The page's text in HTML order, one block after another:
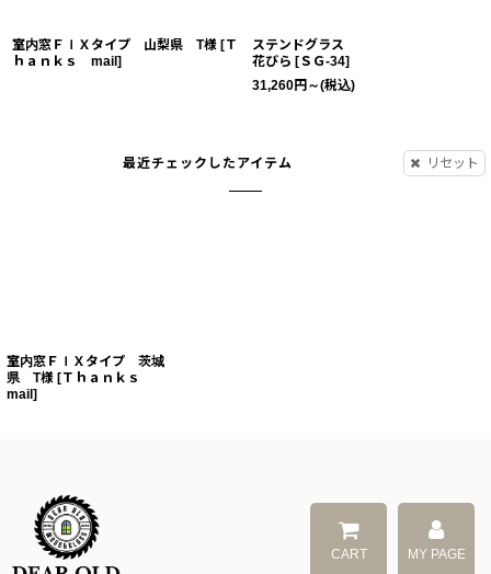
室内窓ＦＩＸタイプ 山梨県 T様 [Ｔ
ｈａｎｋｓ mail]
ステンドグラス
花びら [ＳＧ-34]
31,260円 ～(税込)
最近チェックしたアイテム リセット
室内窓ＦＩＸタイプ 茨城
県 T様 [Ｔｈａｎｋｓ
mail]
CART MY PAGE